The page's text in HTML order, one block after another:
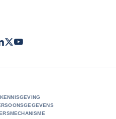
TwitterYoutube